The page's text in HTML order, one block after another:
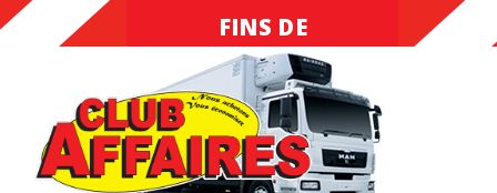
FINS DE
SÉRIES
INVENDUS